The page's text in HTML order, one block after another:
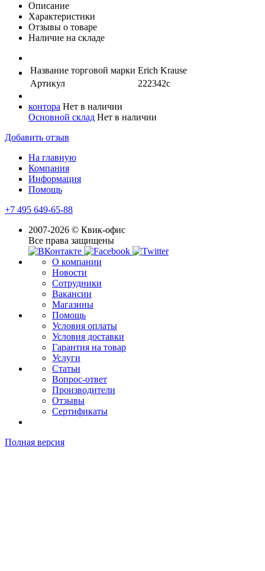
Описание
Характеристики
Отзывы о товаре
Наличие на складе
Название торговой марки Erich Krause
Артикул
222342с
контора Нет в наличии
Основной склад Нет в наличии
Добавить отзыв
На главную
Компания
Информация
Помощь
+7 495 649-65-88
2007-2026 © Квик-офис
Все права защищены
О компании
Новости
Сотрудники
Вакансии
Магазины
Помощь
Условия оплаты
Условия доставки
Гарантия на товар
Услуги
Статьи
Вопрос-ответ
Производители
Отзывы
Сертификаты
Полная версия